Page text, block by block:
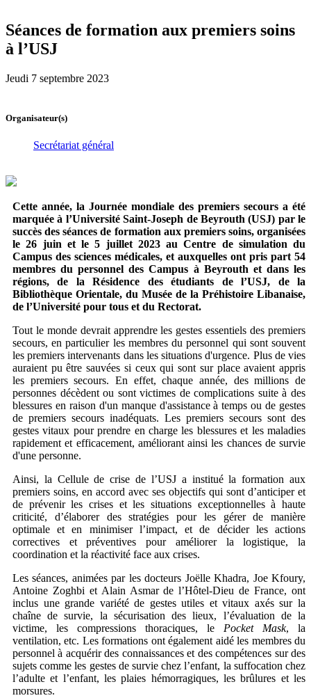
Séances de formation aux premiers soins
à l’USJ
Jeudi 7 septembre 2023
Organisateur(s)
Secrétariat général
Cette année, la Journée mondiale des premiers secours a été
marquée à l’Université Saint-Joseph de Beyrouth (USJ) par le
succès des séances de formation aux premiers soins, organisées
le 26 juin et le 5 juillet 2023 au Centre de simulation du
Campus des sciences médicales, et auxquelles ont pris part 54
membres du personnel des Campus à Beyrouth et dans les
régions, de la Résidence des étudiants de l’USJ, de la
Bibliothèque Orientale, du Musée de la Préhistoire Libanaise,
de l’Université pour tous et du Rectorat.
Tout le monde devrait apprendre les gestes essentiels des premiers
secours, en particulier les membres du personnel qui sont souvent
les premiers intervenants dans les situations d'urgence. Plus de vies
auraient pu être sauvées si ceux qui sont sur place avaient appris
les premiers secours. En effet, chaque année, des millions de
personnes décèdent ou sont victimes de complications suite à des
blessures en raison d'un manque d'assistance à temps ou de gestes
de premiers secours inadéquats. Les premiers secours sont des
gestes vitaux pour prendre en charge les blessures et les maladies
rapidement et efficacement, améliorant ainsi les chances de survie
d'une personne.
Ainsi, la Cellule de crise de l’USJ a institué la formation aux
premiers soins, en accord avec ses objectifs qui sont d’anticiper et
de prévenir les crises et les situations exceptionnelles à haute
criticité, d’élaborer des stratégies pour les gérer de manière
optimale et en minimiser l’impact, et de décider les actions
correctives et préventives pour améliorer la logistique, la
coordination et la réactivité face aux crises.
Les séances, animées par les docteurs Joëlle Khadra, Joe Kfoury,
Antoine Zoghbi et Alain Asmar de l’Hôtel-Dieu de France, ont
inclus une grande variété de gestes utiles et vitaux axés sur la
chaîne de survie, la sécurisation des lieux, l’évaluation de la
victime, les compressions thoraciques, le Pocket Mask, la
ventilation, etc. Les formations ont également aidé les membres du
personnel à acquérir des connaissances et des compétences sur des
sujets comme les gestes de survie chez l’enfant, la suffocation chez
l’adulte et l’enfant, les plaies hémorragiques, les brûlures et les
morsures.